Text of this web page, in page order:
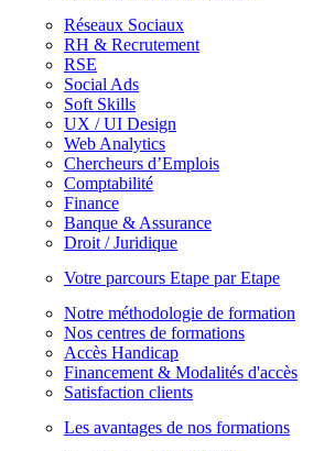
Réseaux Sociaux
RH & Recrutement
RSE
Social Ads
Soft Skills
UX / UI Design
Web Analytics
Chercheurs d’Emplois
Comptabilité
Finance
Banque & Assurance
Droit / Juridique
Votre parcours Etape par Etape
Notre méthodologie de formation
Nos centres de formations
Accès Handicap
Financement & Modalités d'accès
Satisfaction clients
Les avantages de nos formations